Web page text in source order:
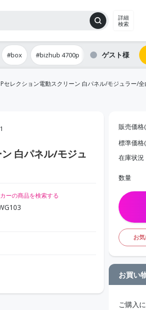
詳細
検索
#box #bizhub 4700p ゲスト
Pセレクション電動スクリーン 白パネル/モジュラー/
白パネル/モジュ
ーの商品を検索する
販売価格
標準価格
在庫状況
数量
お
お買い
ご購入